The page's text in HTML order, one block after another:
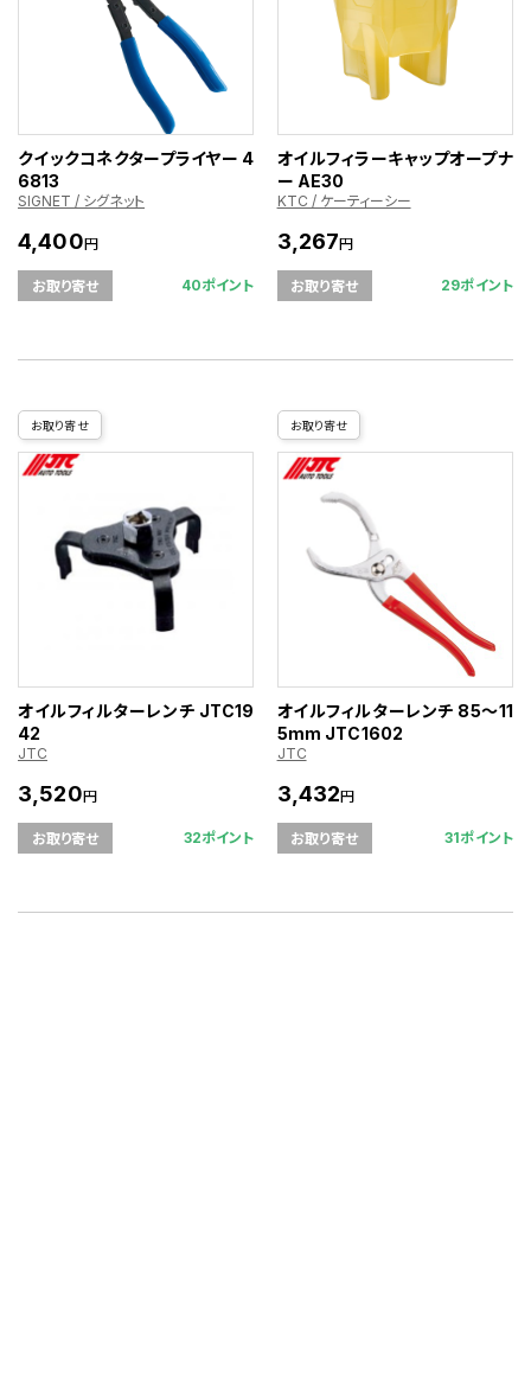
クイックコネクタープライヤー 4
6813
SIGNET / シグネット
4,400円
お取り寄せ 40ポイント
オイルフィラーキャップオープナ
ー AE30
KTC / ケーティーシー
3,267円
お取り寄せ 29ポイント
お取り寄せ
オイルフィルターレンチ JTC19
42
JTC
3,520円
お取り寄せ 32ポイント
お取り寄せ
オイルフィルターレンチ 85〜11
5mm JTC1602
JTC
3,432円
お取り寄せ 31ポイント